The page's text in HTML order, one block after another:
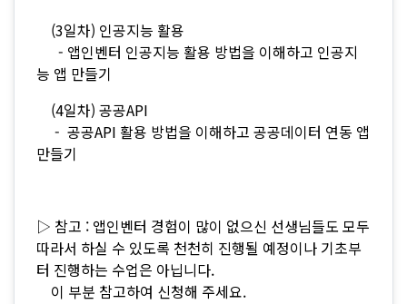
(3일차) 인공지능 활용
- 앱인벤터 인공지능 활용 방법을 이해하고 인공지
능 앱 만들기
(4일차) 공공API
- 공공API 활용 방법을 이해하고 공공데이터 연동 앱
만들기
▷ 참고 : 앱인벤터 경험이 많이 없으신 선생님들도 모두
따라서 하실 수 있도록 천천히 진행될 예정이나 기초부
터 진행하는 수업은 아닙니다.
이 부분 참고하여 신청해 주세요.